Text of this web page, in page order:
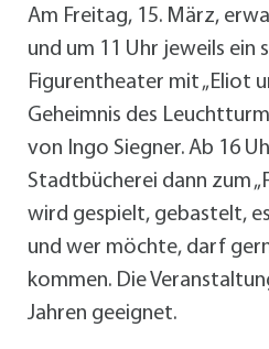
Am Freitag, 15. März,
und um 11 Uhr jeweils ein
Figurentheater mit „Eliot
Geheimnis des
von Ingo Siegner. Ab 16
Stadtbücherei dann zum
wird gespielt, gebastelt,
und wer möchte, darf
kommen. Die
Jahren geeignet.